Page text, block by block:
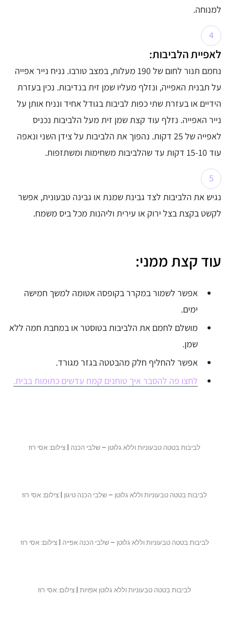
למנוחה.
לאפיית הלביבות:
נחמם תנור לחום של 190 מעלות, במצב טורבו. נניח נייר אפייה
על תבנית האפייה, ונזלף מעליו שמן זית בנדיבות. נכין בעזרת
הידיים או בעזרת שתי כפות לביבות בגודל אחיד ונניח אותן על
נייר האפייה. נזלף עוד קצת שמן זית מעל הלביבות נכניס
לאפייה של 25 דקות. נהפוך את הלביבות על צידן השני ונאפה
עוד 15-10 דקות עד שהלביבות משחימות ומשתזפות.
נגיש את הלביבות לצד גבינת שמנת או גבינה טבעונית, אפשר
לקשט בקצת בצל ירוק או עירית וליהנות מכל ביס משמח.
עוד קצת ממני:
אפשר לשמור במקרר בקופסה אטומה למשך חמישה
ימים.
מושלם לחמם את הלביבות בטוסטר או במחבת חמה ללא
שמן.
אפשר להחליף חלק מהבטטה בגזר מגורד.
לחצו פה להסבר איך טוחנים קמח עדשים כתומות בבית.
לביבות בטטה טבעוניות וללא גלוטן – שלבי הכנה | צילום: אסי רוז
לביבות בטטה טבעוניות וללא גלוטן – שלבי הכנה טיגון | צילום: אסי רוז
לביבות בטטה טבעוניות וללא גלוטן – שלבי הכנה אפייה | צילום: אסי רוז
לביבות בטטה טבעוניות וללא גלוטן אפויות | צילום: אסי רוז